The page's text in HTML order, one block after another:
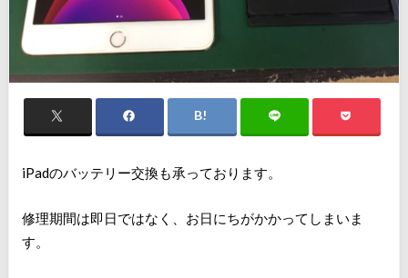
iPadのバッテリー交換も承っております。
修理期間は即日ではなく、お日にちがかかってしまいま
す。